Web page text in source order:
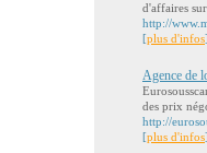
d'affaires
http://
[plus d'infos]
Agence de
des prix
http://
[plus d'infos]